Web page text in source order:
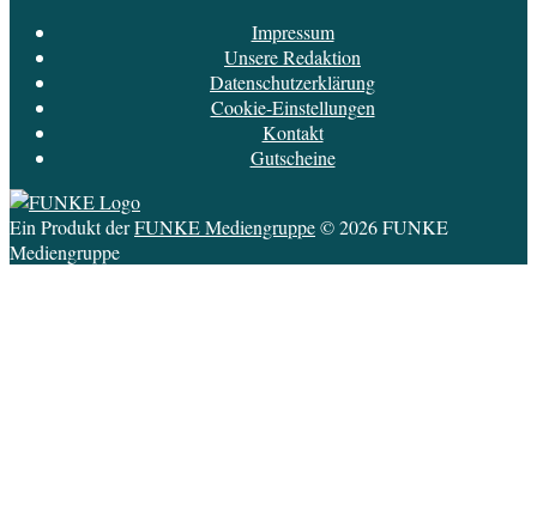
Impressum
Unsere Redaktion
Datenschutzerklärung
Cookie-Einstellungen
Kontakt
Gutscheine
Ein Produkt derFUNKE Mediengruppe© 2026 FUNKE
Mediengruppe